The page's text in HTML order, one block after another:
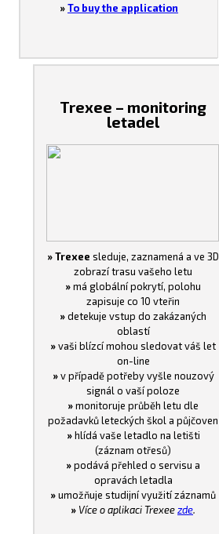
»To buy the application
Trexee – monitoring
letadel
» Trexee sleduje, zaznamená a ve 3D
zobrazí trasu vašeho letu
»má globální pokrytí, polohu
zapisuje co 10 vteřin
»detekuje vstup do zakázaných
oblastí
»vaši blízcí mohou sledovat váš let
on-line
»v případě potřeby vyšle nouzový
signál o vaší poloze
»monitoruje průběh letu dle
požadavků leteckých škol a půjčoven
»hlídá vaše letadlo na letišti
(záznam otřesů)
»podává přehled o servisu a
opravách letadla
»umožňuje studijní využití záznamů
» Více o aplikaci Trexeezde.